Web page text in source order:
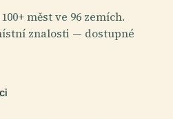
měst ve 96 zemích.
znalosti — dostupné